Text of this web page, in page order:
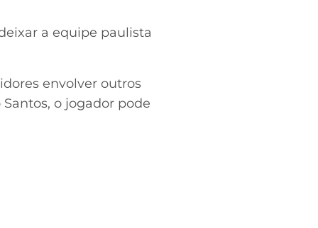
a equipe paulista
envolver outros
o jogador pode